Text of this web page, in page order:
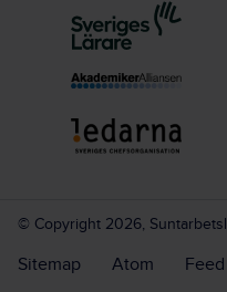
© Copyright 2026,
Sitemap Atom Feed